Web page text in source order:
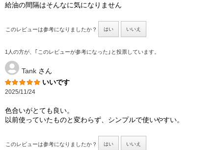
給油の間隔はそんなに気になりません
このレビューは参考になりましたか？ はい いいえ
1人の方が、｢このレビューが参考になった｣と投票しています。
Tank さん
いいです
2025/11/24
色合いがとても良い。
以前使っていたものと変わらず、シンプルで使いやすい。
このレビューは参考になりましたか？ はい いいえ